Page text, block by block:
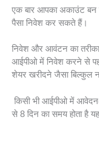
एक बार आपका अकाउंट बन
पैसा निवेश कर सकते हैं।
निवेश और आवंटन का तरीका
आईपीओ में निवेश करने से
शेयर खरीदने जैसा बिल्कुल
किसी भी आईपीओ में
से 8 दिन का समय होता है